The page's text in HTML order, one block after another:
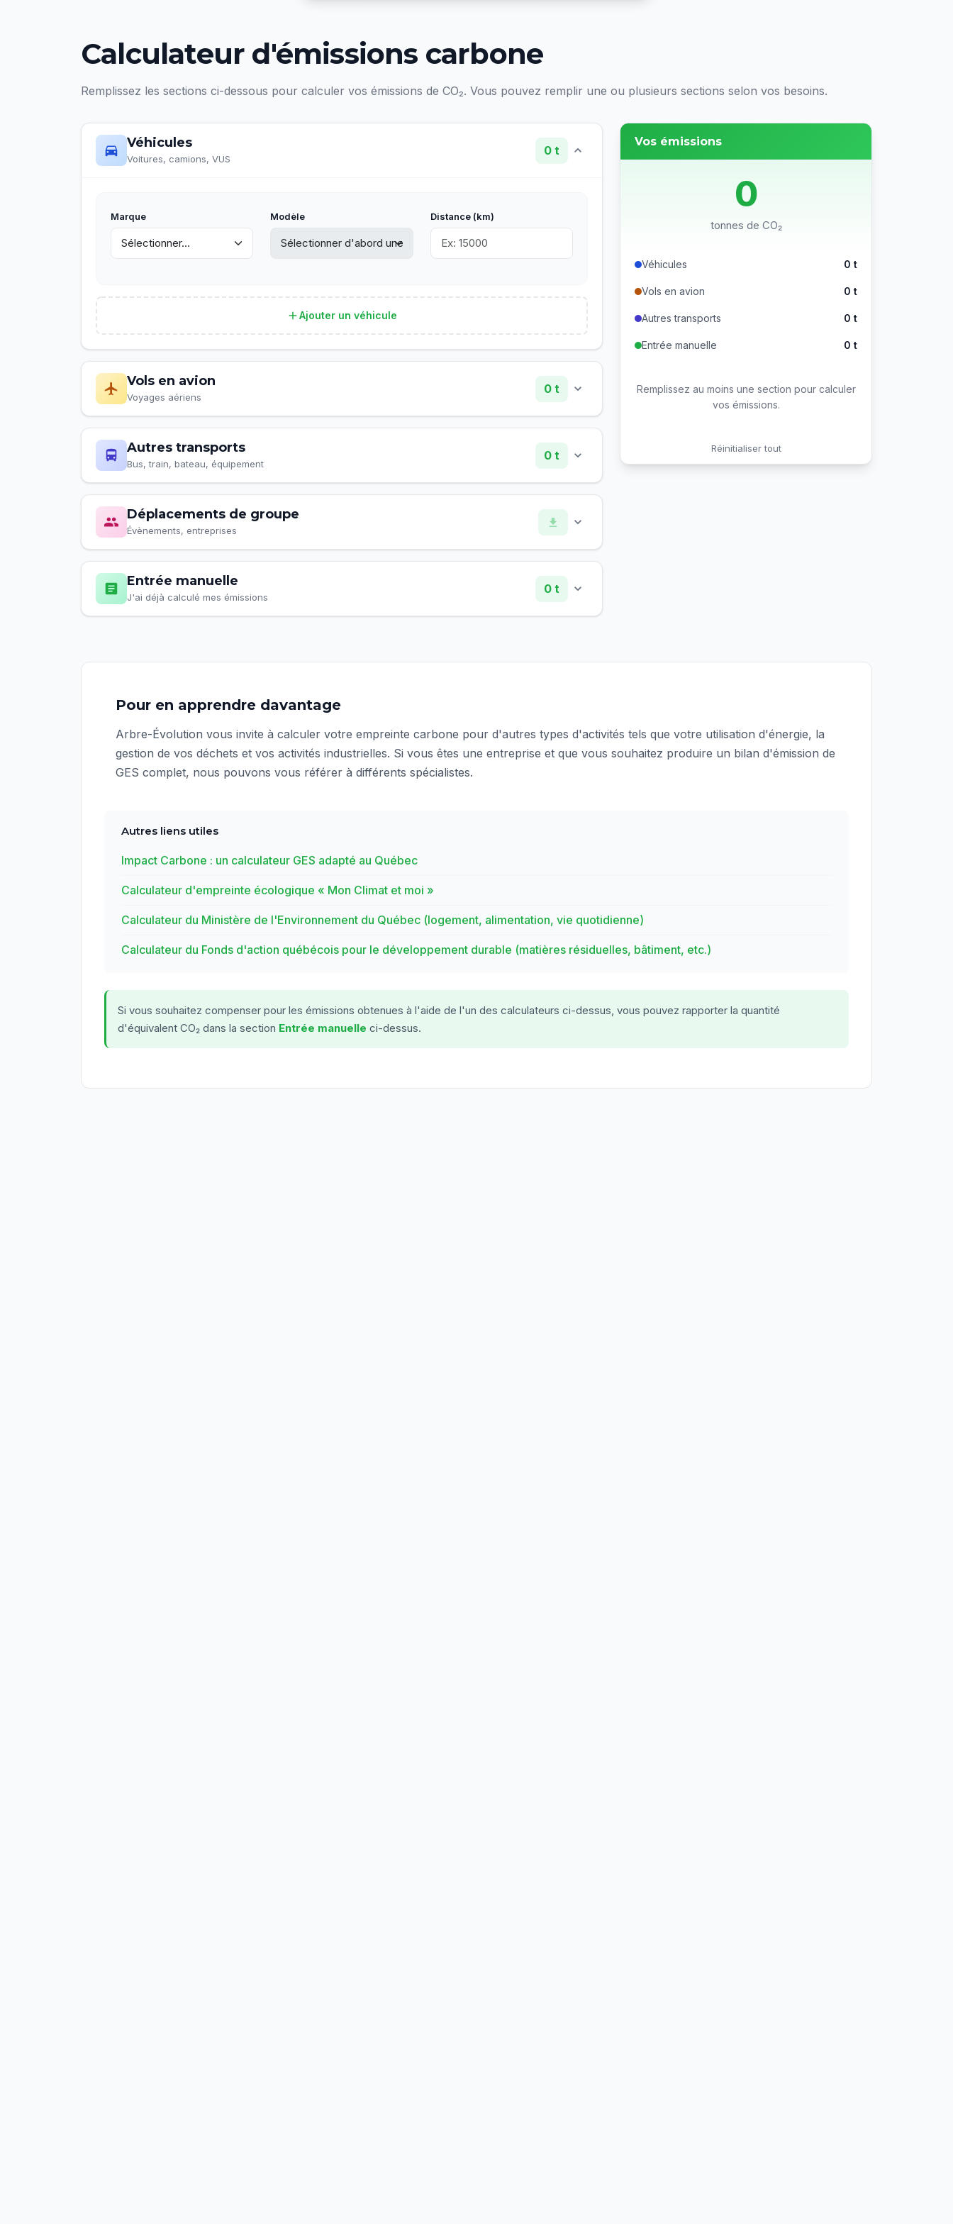
Calculateur d'émissions carbone
Remplissez les sections ci-dessous pour calculer vos émissions de CO₂. Vous pouvez remplir une ou plusieurs sections selon vos besoins.
Véhicules
Voitures, camions, VUS
0 t
Marque Modèle Distance (km)
Ajouter un véhicule
Vols en avion
Voyages aériens
0 t
Autres transports
Bus, train, bateau, équipement
0 t
Déplacements de groupe
Évènements, entreprises
Entrée manuelle
J'ai déjà calculé mes émissions
0 t
Vos émissions
0
tonnes de CO₂
Véhicules 0 t
Vols en avion 0 t
Autres transports 0 t
Entrée manuelle 0 t
Remplissez au moins une section pour calculer
vos émissions.
Réinitialiser tout
Pour en apprendre davantage
Arbre-Évolution vous invite à calculer votre empreinte carbone pour d'autres types d'activités tels que votre utilisation d'énergie, la
gestion de vos déchets et vos activités industrielles. Si vous êtes une entreprise et que vous souhaitez produire un bilan d'émission de
GES complet, nous pouvons vous référer à différents spécialistes.
Autres liens utiles
Impact Carbone : un calculateur GES adapté au Québec
Calculateur d'empreinte écologique « Mon Climat et moi »
Calculateur du Ministère de l'Environnement du Québec (logement, alimentation, vie quotidienne)
Calculateur du Fonds d'action québécois pour le développement durable (matières résiduelles, bâtiment, etc.)
Si vous souhaitez compenser pour les émissions obtenues à l'aide de l'un des calculateurs ci-dessus, vous pouvez rapporter la quantité
d'équivalent CO₂ dans la section Entrée manuelle ci-dessus.